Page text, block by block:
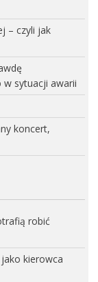
– czyli jak
w sytuacji awarii
koncert,
robić
kierowca